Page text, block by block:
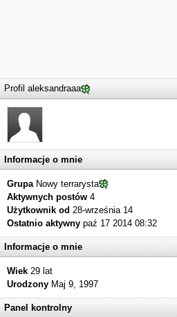
Profil aleksandraaa
Informacje o mnie
Grupa Nowy terrarysta
Aktywnych postów 4
Użytkownik od 28-września 14
Ostatnio aktywny paź 17 2014 08:32
Informacje o mnie
Wiek 29 lat
Urodzony Maj 9, 1997
Panel kontrolny